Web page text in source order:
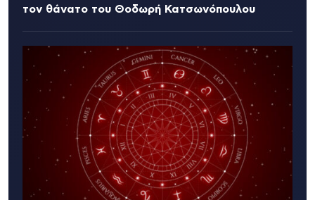
τον θάνατο του Θοδωρή Κατσωνόπουλου